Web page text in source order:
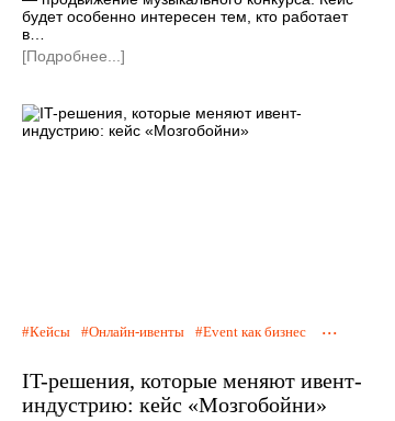
будет особенно интересен тем, кто работает
в…
[Подробнее...]
Кейсы Онлайн-ивенты Event как бизнес ...
IT-решения, которые меняют ивент-
индустрию: кейс «Мозгобойни»